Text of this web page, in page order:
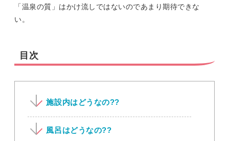
「温泉の質」はかけ流しではないのであまり期待できな
い。
目次
施設内はどうなの??
風呂はどうなの??